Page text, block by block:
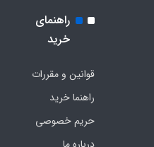
راهنمای
خرید
قوانین و مقررات
راهنما خرید
حریم خصوصی